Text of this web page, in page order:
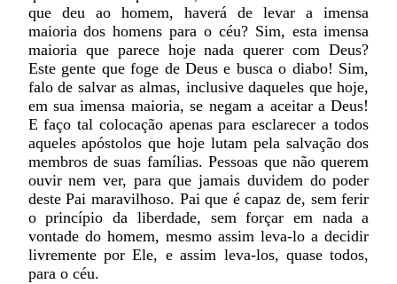
que deu ao homem, haverá de levar a imensa
maioria dos homens para o céu? Sim, esta imensa
maioria que parece hoje nada querer com Deus?
Este gente que foge de Deus e busca o diabo! Sim,
falo de salvar as almas, inclusive daqueles que hoje,
em sua imensa maioria, se negam a aceitar a Deus!
E faço tal colocação apenas para esclarecer a todos
aqueles apóstolos que hoje lutam pela salvação dos
membros de suas famílias. Pessoas que não querem
ouvir nem ver, para que jamais duvidem do poder
deste Pai maravilhoso. Pai que é capaz de, sem ferir
o princípio da liberdade, sem forçar em nada a
vontade do homem, mesmo assim leva-lo a decidir
livremente por Ele, e assim leva-los, quase todos,
para o céu.